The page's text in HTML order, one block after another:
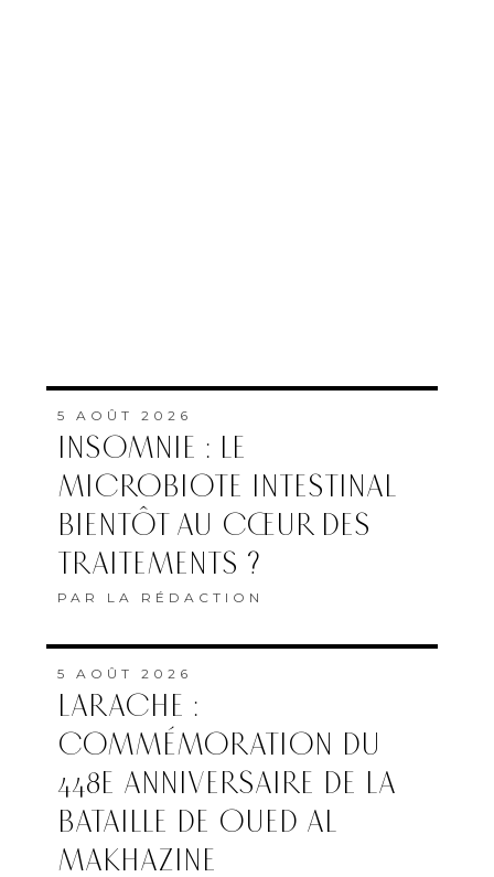
5 AOÛT 2026
INSOMNIE : LE
MICROBIOTE INTESTINAL
BIENTÔT AU CŒUR DES
TRAITEMENTS ?
PAR LA RÉDACTION
5 AOÛT 2026
LARACHE :
COMMÉMORATION DU
448E ANNIVERSAIRE DE LA
BATAILLE DE OUED AL
MAKHAZINE